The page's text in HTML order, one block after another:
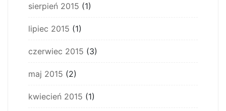
sierpień 2015 (1)
lipiec 2015 (1)
czerwiec 2015 (3)
maj 2015 (2)
kwiecień 2015 (1)